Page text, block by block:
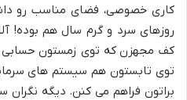
کاری خصوصی، فضای مناسب رو
روزهای سرد و گرم سال هم بوده!
کف مجهزن که توی زمستون حسابی
توی تابستون هم سیستم های
براتون فراهم می کنن. دیگه